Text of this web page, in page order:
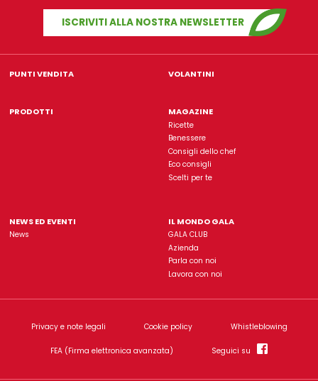
Gala è un'insegna di proprietà dell'azienda